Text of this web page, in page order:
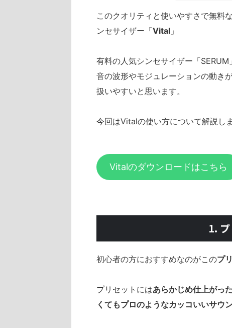
このクオリティと使いやすさで無料
ンセサイザー「Vital 」
有料の人気シンセサイザー「
音の波形やモジュレーションの動き
扱いやすいと思います。
今回はVitalの使い方について解説しま
Vitalのダウンロードはこちら
1.
初心者の方におすすめなのがこのプ
プリセットにはあらかじめ仕上がっ
くてもプロのようなカッコいいサウ